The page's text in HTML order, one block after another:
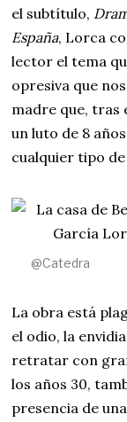
el subtítulo,
España, Lorca
lector el tema
opresiva que
madre que, tras
un luto de 8
cualquier tipo
@Catedra
La obra está
el odio, la
retratar con
los años 30,
presencia de